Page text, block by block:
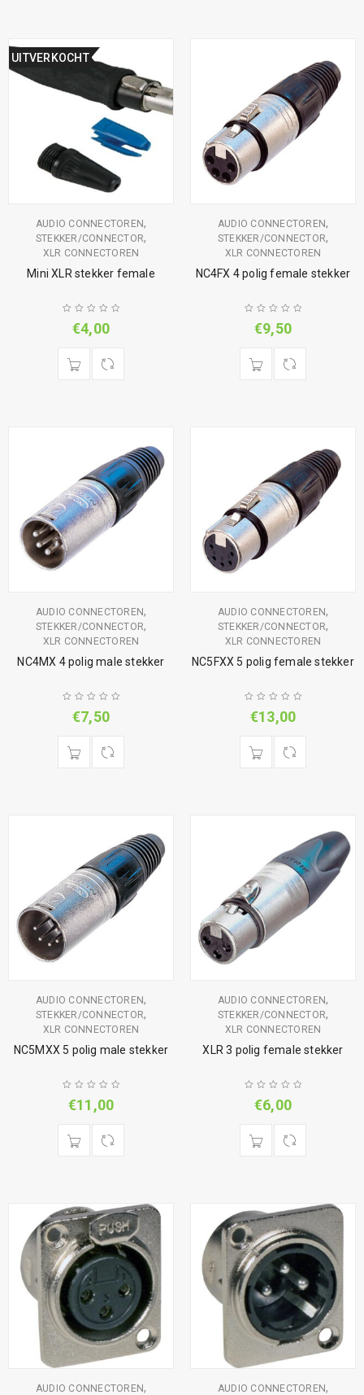
UITVERKOCHT
AUDIO CONNECTOREN,
STEKKER/CONNECTOR,
XLR CONNECTOREN
Mini XLR stekker female
€4,00
AUDIO CONNECTOREN,
STEKKER/CONNECTOR,
XLR CONNECTOREN
NC4FX 4 polig female stekker
€9,50
AUDIO CONNECTOREN,
STEKKER/CONNECTOR,
XLR CONNECTOREN
NC4MX 4 polig male stekker
€7,50
AUDIO CONNECTOREN,
STEKKER/CONNECTOR,
XLR CONNECTOREN
NC5FXX 5 polig female stekker
€13,00
AUDIO CONNECTOREN,
STEKKER/CONNECTOR,
XLR CONNECTOREN
NC5MXX 5 polig male stekker
€11,00
AUDIO CONNECTOREN,
STEKKER/CONNECTOR,
XLR CONNECTOREN
XLR 3 polig female stekker
€6,00
AUDIO CONNECTOREN, AUDIO CONNECTOREN,